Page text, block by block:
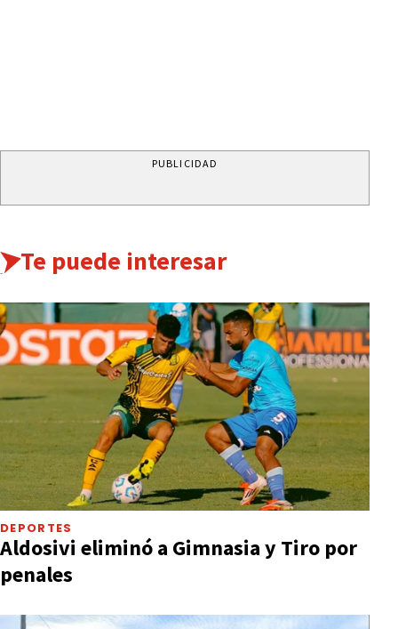
PUBLICIDAD
Te puede interesar
DEPORTES
Aldosivi eliminó a Gimnasia y Tiro por
penales